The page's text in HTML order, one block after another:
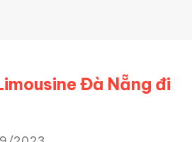
Đà Nẵng đi